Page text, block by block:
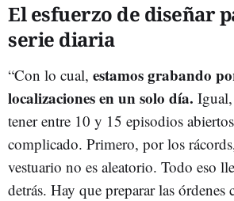
El esfuerzo de diseñar
serie diaria
“Con lo cual, estamos grabando
localizaciones en un solo día.
tener entre 10 y 15 episodios
complicado. Primero, por los
vestuario no es aleatorio. Todo eso
detrás. Hay que preparar las órdenes